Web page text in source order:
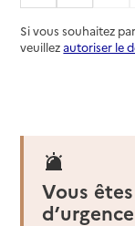
Si vous souhaitez
veuillezautoriser le
Vous